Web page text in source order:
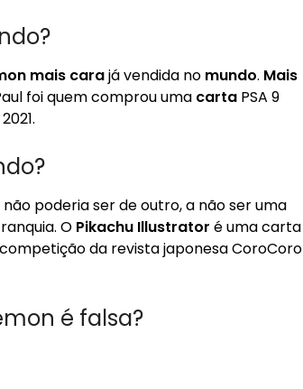
mais carajá vendida no mundo. Mais
foi quem comprou uma carta PSA 9
poderia ser de outro, a não ser uma
O Pikachu Illustrator é uma carta
da revista japonesa CoroCoro
é falsa?